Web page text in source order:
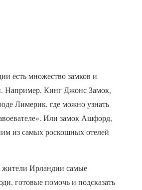
есть множество замков и
Например, Кинг Джонс Замок,
Лимерик, где можно узнать
Или замок Ашфорд,
из самых роскошных отелей
Ирландии самые
готовые помочь и подсказать